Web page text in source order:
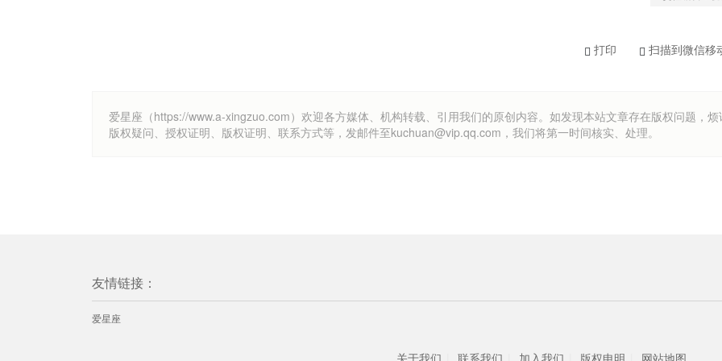
打印 扫描到微信移
爱星座（https://www.a-xingzuo.com）欢迎各方媒体、机构转载、引用我们的原创内容。如发现本站文章存在版权问题，烦
版权疑问、授权证明、版权证明、联系方式等，发邮件至kuchuan@vip.qq.com，我们将第一时间核实、处理。
友情链接：
爱星座
关于我们 联系我们 加入我们 版权申明 网站地图